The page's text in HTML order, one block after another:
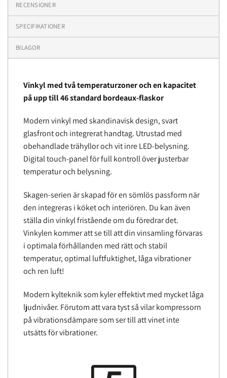
RECENSIONER
SPECIFIKATIONER
BILAGOR
Vinkyl med två temperaturzoner och en kapacitet
på upp till 46 standard bordeaux-flaskor
Modern vinkyl med skandinavisk design, svart
glasfront och integrerat handtag. Utrustad med
obehandlade trähyllor och vit inre LED-belysning.
Digital touch-panel för full kontroll över justerbar
temperatur och belysning.
Skagen-serien är skapad för en sömlös passform när
den integreras i köket och interiören. Du kan även
ställa din vinkyl fristående om du föredrar det.
Vinkylen kommer att se till att din vinsamling förvaras
i optimala förhållanden med rätt och stabil
temperatur, optimal luftfuktighet, låga vibrationer
och ren luft!
Modern kylteknik som kyler effektivt med mycket låga
ljudnivåer. Förutom att vara tyst så vilar kompressorn
på vibrationsdämpare som ser till att vinet inte
utsätts för vibrationer.